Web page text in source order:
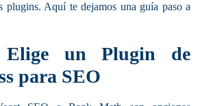
plugins. Aquí te dejamos una guía paso a
Elige un Plugin de
para SEO